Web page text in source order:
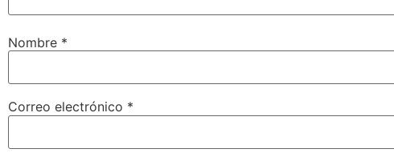
Nombre *
Correo electrónico *